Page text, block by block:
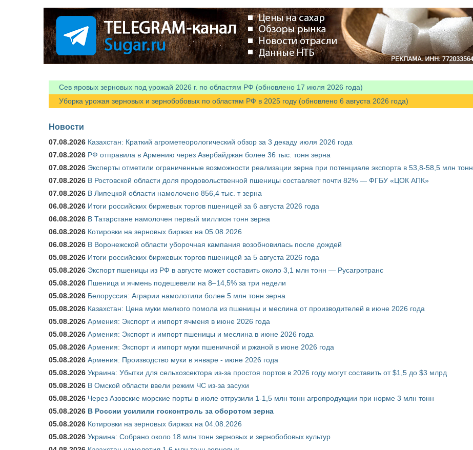
Сев яровых зерновых под урожай 2026 г. по областям РФ (обновлено 17 июля 2026 года)
Уборка урожая зерновых и зернобобовых по областям РФ в 2025 году (обновлено 6 августа 2026 года)
Новости
07.08.2026 Казахстан: Краткий агрометеорологический обзор за 3 декаду июля 2026 года
07.08.2026 РФ отправила в Армению через Азербайджан более 36 тыс. тонн зерна
07.08.2026 Эксперты отметили ограниченные возможности реализации зерна при потенциале экспорта в 53,8-58,5 млн тонн
07.08.2026 В Ростовской области доля продовольственной пшеницы составляет почти 82% — ФГБУ «ЦОК АПК»
07.08.2026 В Липецкой области намолочено 856,4 тыс. т зерна
06.08.2026 Итоги российских биржевых торгов пшеницей за 6 августа 2026 года
06.08.2026 В Татарстане намолочен первый миллион тонн зерна
06.08.2026 Котировки на зерновых биржах на 05.08.2026
06.08.2026 В Воронежской области уборочная кампания возобновилась после дождей
05.08.2026 Итоги российских биржевых торгов пшеницей за 5 августа 2026 года
05.08.2026 Экспорт пшеницы из РФ в августе может составить около 3,1 млн тонн — Русагротранс
05.08.2026 Пшеница и ячмень подешевели на 8–14,5% за три недели
05.08.2026 Белоруссия: Аграрии намолотили более 5 млн тонн зерна
05.08.2026 Казахстан: Цена муки мелкого помола из пшеницы и меслина от производителей в июне 2026 года
05.08.2026 Армения: Экспорт и импорт ячменя в июне 2026 года
05.08.2026 Армения: Экспорт и импорт пшеницы и меслина в июне 2026 года
05.08.2026 Армения: Экспорт и импорт муки пшеничной и ржаной в июне 2026 года
05.08.2026 Армения: Производство муки в январе - июне 2026 года
05.08.2026 Украина: Убытки для сельхозсектора из-за простоя портов в 2026 году могут составить от $1,5 до $3 млрд
05.08.2026 В Омской области ввели режим ЧС из-за засухи
05.08.2026 Через Азовские морские порты в июле отгрузили 1-1,5 млн тонн агропродукции при норме 3 млн тонн
05.08.2026 В России усилили госконтроль за оборотом зерна
05.08.2026 Котировки на зерновых биржах на 04.08.2026
05.08.2026 Украина: Собрано около 18 млн тонн зерновых и зернобобовых культур